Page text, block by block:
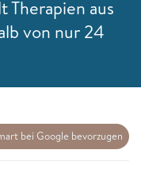
aus
von nur 24
bei Google bevorzugen